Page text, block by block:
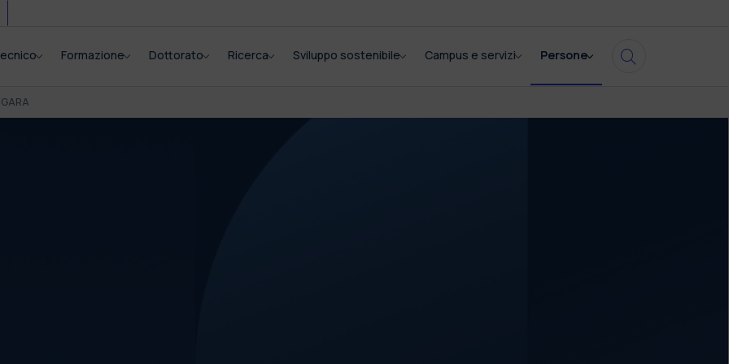
Formazione Dottorato Ricerca Sviluppo sostenibile Campus e servizi Persone